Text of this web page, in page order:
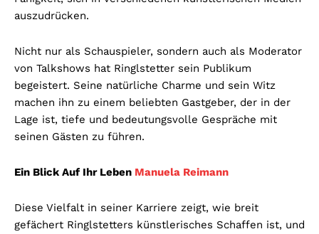
auszudrücken.
Nicht nur als Schauspieler, sondern auch als Moderator
von Talkshows hat Ringlstetter sein Publikum
begeistert. Seine natürliche Charme und sein Witz
machen ihn zu einem beliebten Gastgeber, der in der
Lage ist, tiefe und bedeutungsvolle Gespräche mit
seinen Gästen zu führen.
Ein Blick Auf Ihr Leben Manuela Reimann
Diese Vielfalt in seiner Karriere zeigt, wie breit
gefächert Ringlstetters künstlerisches Schaffen ist, und